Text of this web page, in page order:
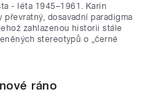
- léta 1945–1961. Karin
dosavadní paradigma
zahlazenou historii stále
stereotypů o „černé
ráno